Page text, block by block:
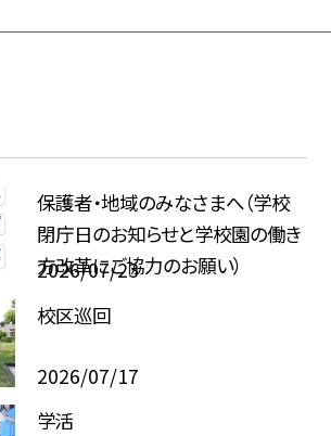
保護者・地域のみなさまへ（学校
閉庁日のお知らせと学校園の働き
方改革にご協力のお願い）
2026/07/23
校区巡回
2026/07/17
学活